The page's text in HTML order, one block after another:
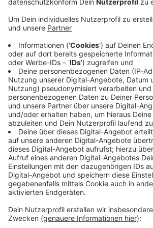
Es wird das letzte Vorbereitungsspiel
Weltmeisterschaft in Schweden und
Die Vorbereitungen zur WM haben
Regensburg begonnen, wo die
aktuellen Eishockey-Weltmeister
verloren haben. Das letzte
Düsseldorf ist schon etwas her.
war die Sowjetunion. Düsseldorf wird
auch Austragungsort der Eishockey-
Deutschland sein. Am 10. Mai geht es
Dänemark mit der diesjährigen WM
Ungarn.